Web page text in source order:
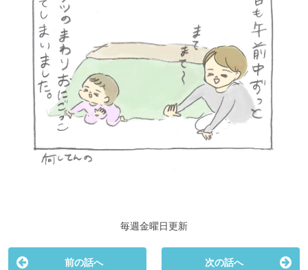
毎週金曜日更新
前の話へ 次の話へ